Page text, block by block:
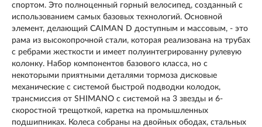
спортом. Это полноценный горный велосипед, созданный с
использованием самых базовых технологий. Основной
элемент, делающий CAIMAN D доступным и массовым, - это
рама из высокопрочной стали, которая реализована на трубах
с ребрами жесткости и имеет полуинтегрированну рулевую
колонку. Набор компонентов базового класса, но с
некоторыми приятными деталями тормоза дисковые
механические с системой быстрой подводки колодок,
трансмиссия от SHIMANO с системой на 3 звезды и 6-
скоростной трещоткой, каретка на промышленных
подшипниках. Колеса собраны на двойных ободах, стальных